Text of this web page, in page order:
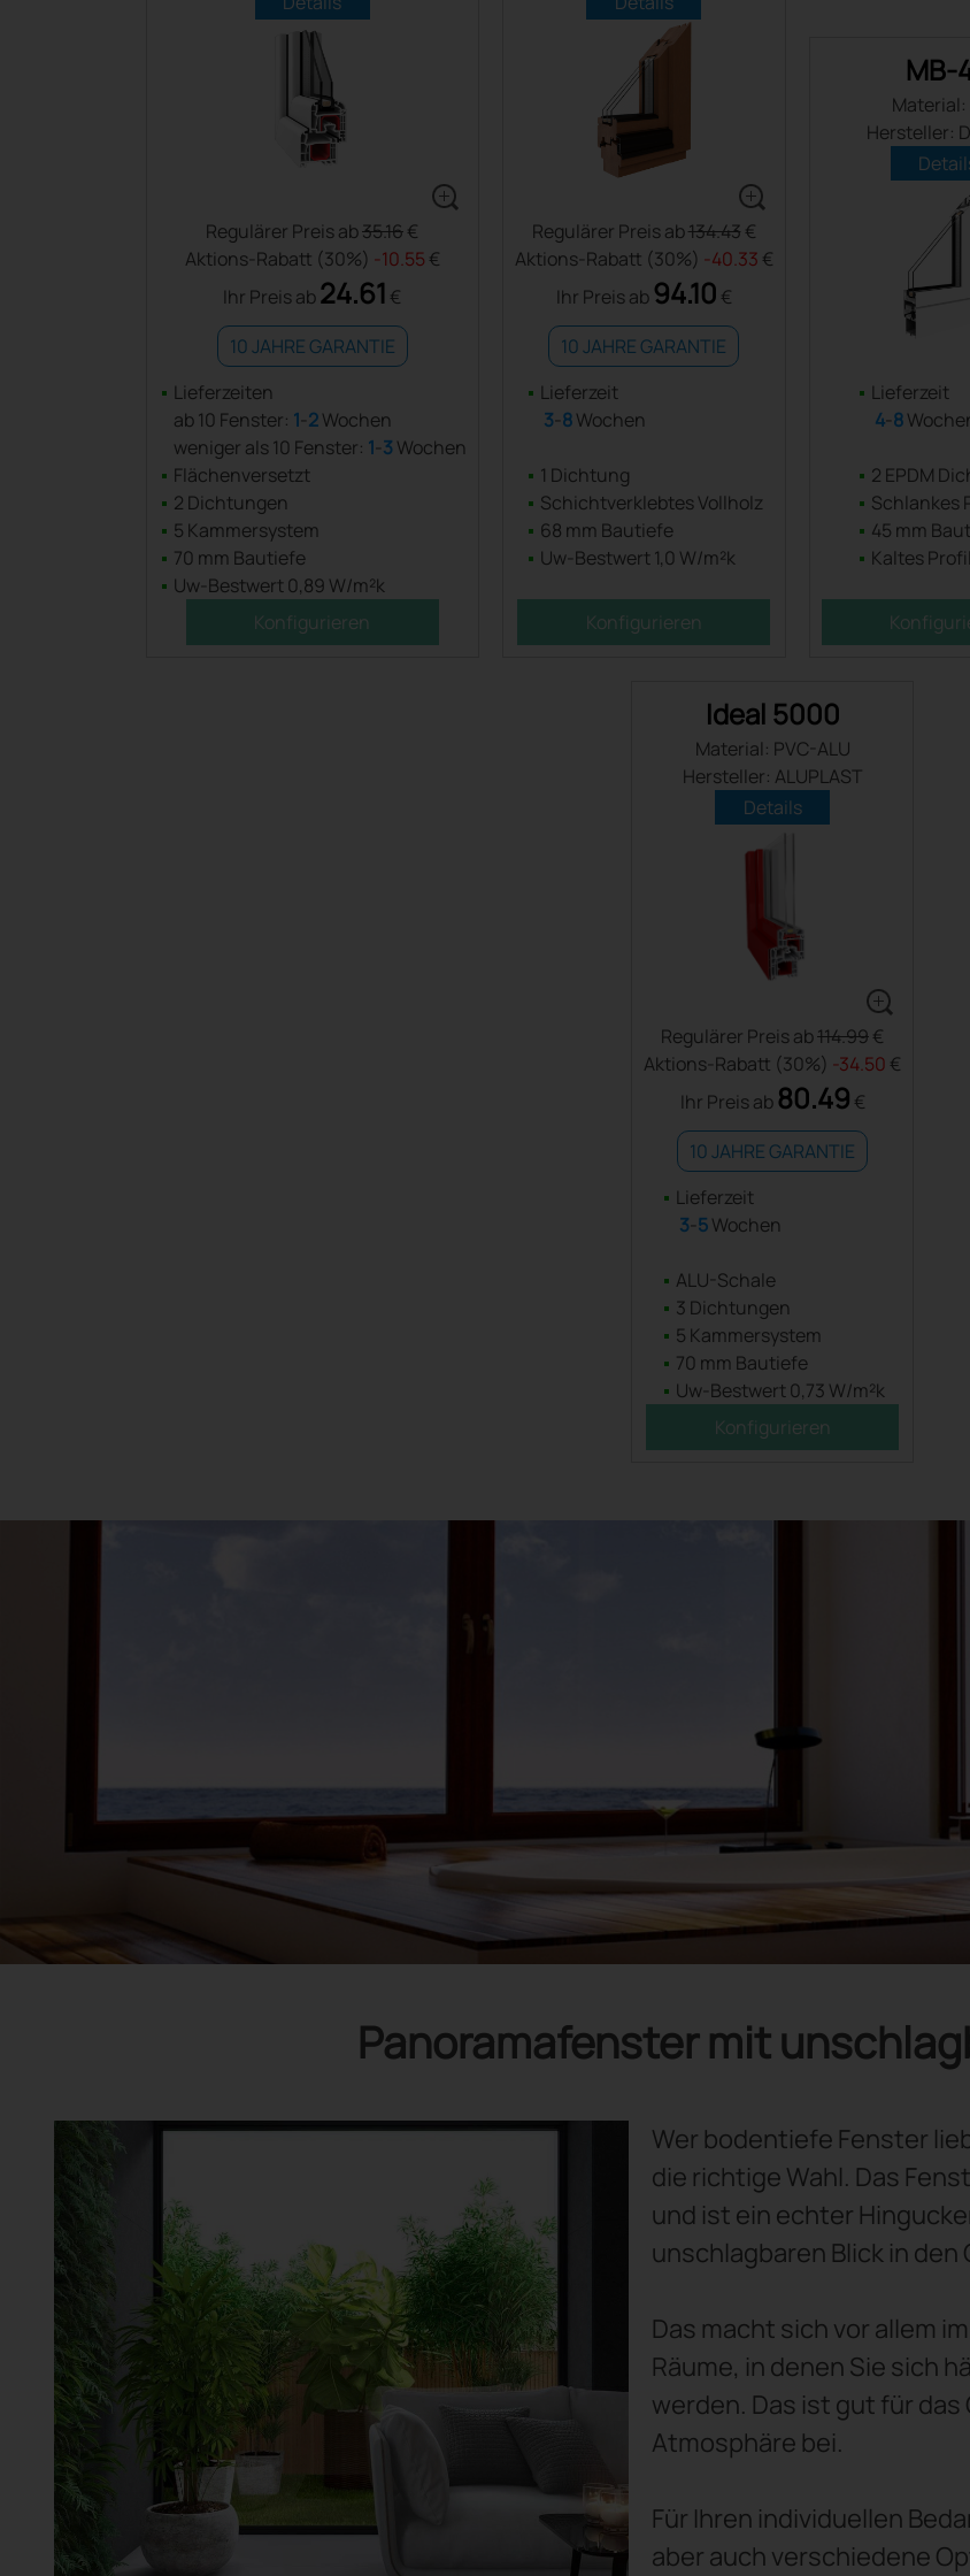
Regulärer Preis ab35.16€
Aktions-Rabatt (30%) -10.55 €
Ihr Preis ab24.61 €
10 JAHRE GARANTIE
Lieferzeiten
ab 10 Fenster: 1 2Wochen
weniger als 10 Fenster: 1 3Wochen
Flächenversetzt
2 Dichtungen
5 Kammersystem
70 mm Bautiefe
Uw-Bestwert 0,89 W/m²k
Konfigurieren
Regulärer Preis ab134.43 €
Aktions-Rabatt (30%) -40.33 €
Ihr Preis ab 94.10 €
10 JAHRE GARANTIE
Lieferzeit
3- 8Wochen
1 Dichtung
Schichtverklebtes Vollholz
68 mm Bautiefe
Uw-Bestwert 1,0 W/m²k
Konfigurieren
MB-
Material:
Hersteller:
Lieferzeit
4 8
2 EPDM
Schlankes
45 mm
Kaltes Profil
Ideal 5000
Material: PVC-ALU
Hersteller: ALUPLAST
Details
Regulärer Preis ab114.99€
Aktions-Rabatt (30%) -34.50 €
Ihr Preis ab80.49 €
10 JAHRE GARANTIE
Lieferzeit
3- 5Wochen
ALU-Schale
3 Dichtungen
5 Kammersystem
70 mm Bautiefe
Uw-Bestwert 0,73 W/m²k
Konfigurieren
Panoramafenster mit
Wer bodentiefe Fenster
die richtige Wahl. Das
und ist ein echter
unschlagbaren Blick in
Das macht sich vor allem
Räume, in denen Sie sich
werden. Das ist gut für
Atmosphäre bei.
Für Ihren individuellen
aber auch verschiedene